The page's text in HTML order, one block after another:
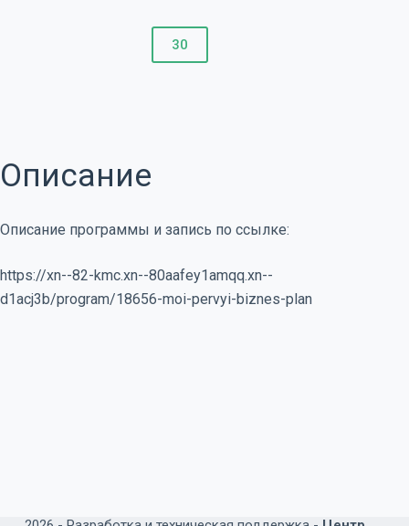
30
Описание
Описание программы и запись по ссылке:
https://xn--82-kmc.xn--80aafey1amqq.xn--
d1acj3b/program/18656-moi-pervyi-biznes-plan